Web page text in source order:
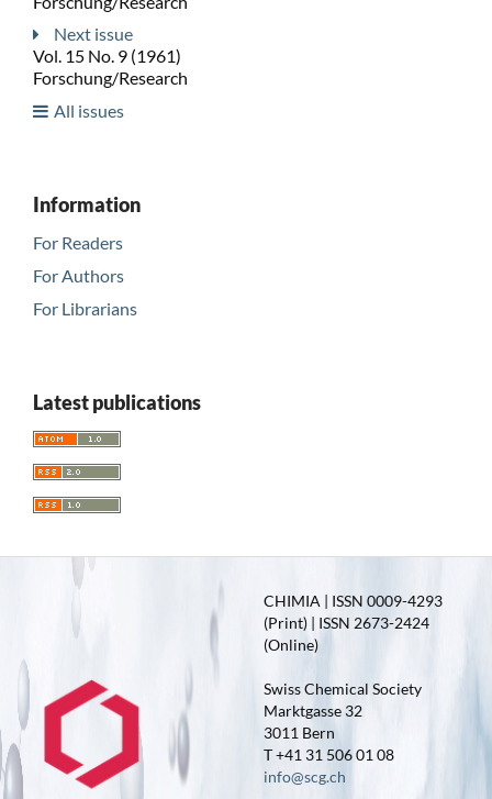
Next issue
Vol. 15 No. 9 (1961)
Forschung/Research
All issues
Information
For Readers
For Authors
For Librarians
Latest publications
CHIMIA | ISSN 0009-4293
(Print) | ISSN 2673-2424
(Online)
Swiss Chemical Society
Marktgasse 32
3011 Bern
T +41 31 506 01 08
info@scg.ch